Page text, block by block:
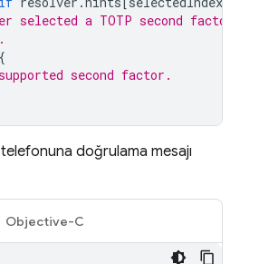
selected a TOTP second factor.
{
second factor.
telefonuna doğrulama mesajı
Objective-C